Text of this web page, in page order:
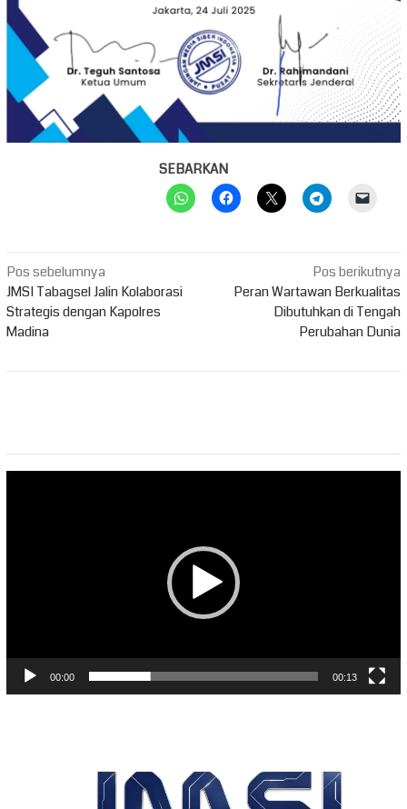
SEBARKAN
Navigasi
pos
Pos sebelumnya
JMSI Tabagsel Jalin Kolaborasi
Strategis dengan Kapolres
Madina
Pos berikutnya
Peran Wartawan Berkualitas
Dibutuhkan di Tengah
Perubahan Dunia
00:00 00:13